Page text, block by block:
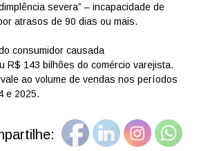
severa” – incapacidade de
atrasos de 90 dias ou mais.
consumidor causada
R$ 143 bilhões do comércio varejista.
ao volume de vendas nos períodos
e 2025.